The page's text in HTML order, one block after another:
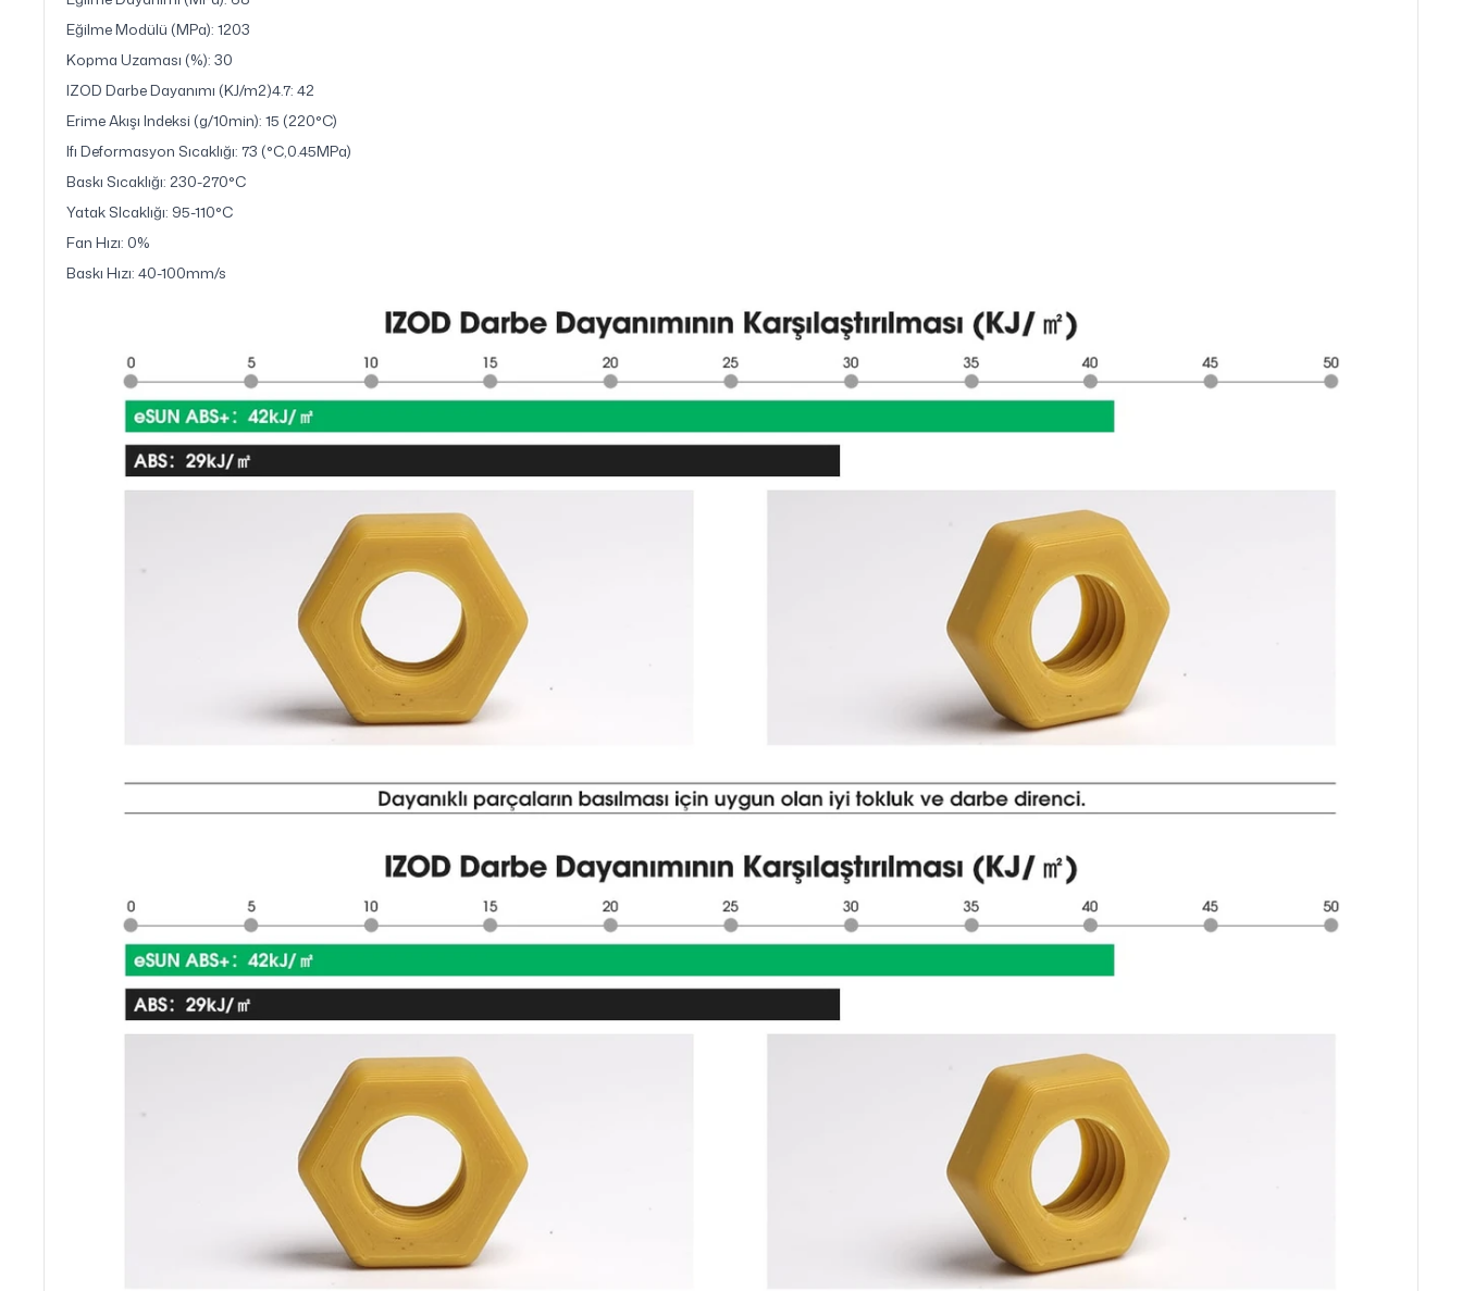
Eğilme Modülü (MPa): 1203
Kopma Uzaması (%): 30
IZOD Darbe Dayanımı (KJ/m2)4.7: 42
Erime Akışı Indeksi (g/10min): 15 (220°C)
Ifı Deformasyon Sıcaklığı: 73 (°C,0.45MPa)
Baskı Sıcaklığı: 230-270°C
Yatak SIcaklığı: 95-110°C
Fan Hızı: 0%
Baskı Hızı: 40-100mm/s